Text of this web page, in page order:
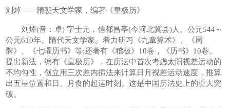
刘焯——隋朝天文学家，编著《皇极历》
刘焯(音：卓) 字士元，信都昌亭(今河北冀县)人。公元544～
公元610年。隋代天文学家。着力研习《九章算术》、《周
髀》、《七曜历书》等;还著有《稽极》10卷，《历书》10卷。
提出新法，编有《皇极历》，在历法中首次考虑太阳视差运动的
不均匀性，创立用三次差内插法来计算日月视差运动速度，推算
出五星位置和日、月食的起运时刻。这是中国历法史上的重大突
破。